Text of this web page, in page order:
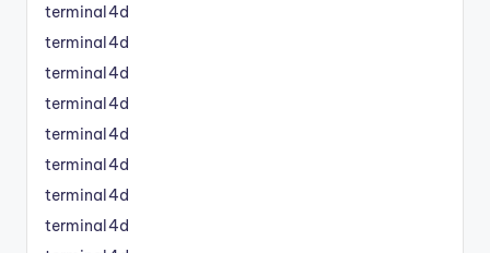
terminal4d
terminal4d
terminal4d
terminal4d
terminal4d
terminal4d
terminal4d
terminal4d